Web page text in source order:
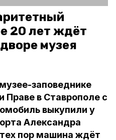
20 лет ждёт
музея
заповеднике
Праве в Ставрополе с
выкупили у
Александра
пор машина ждёт